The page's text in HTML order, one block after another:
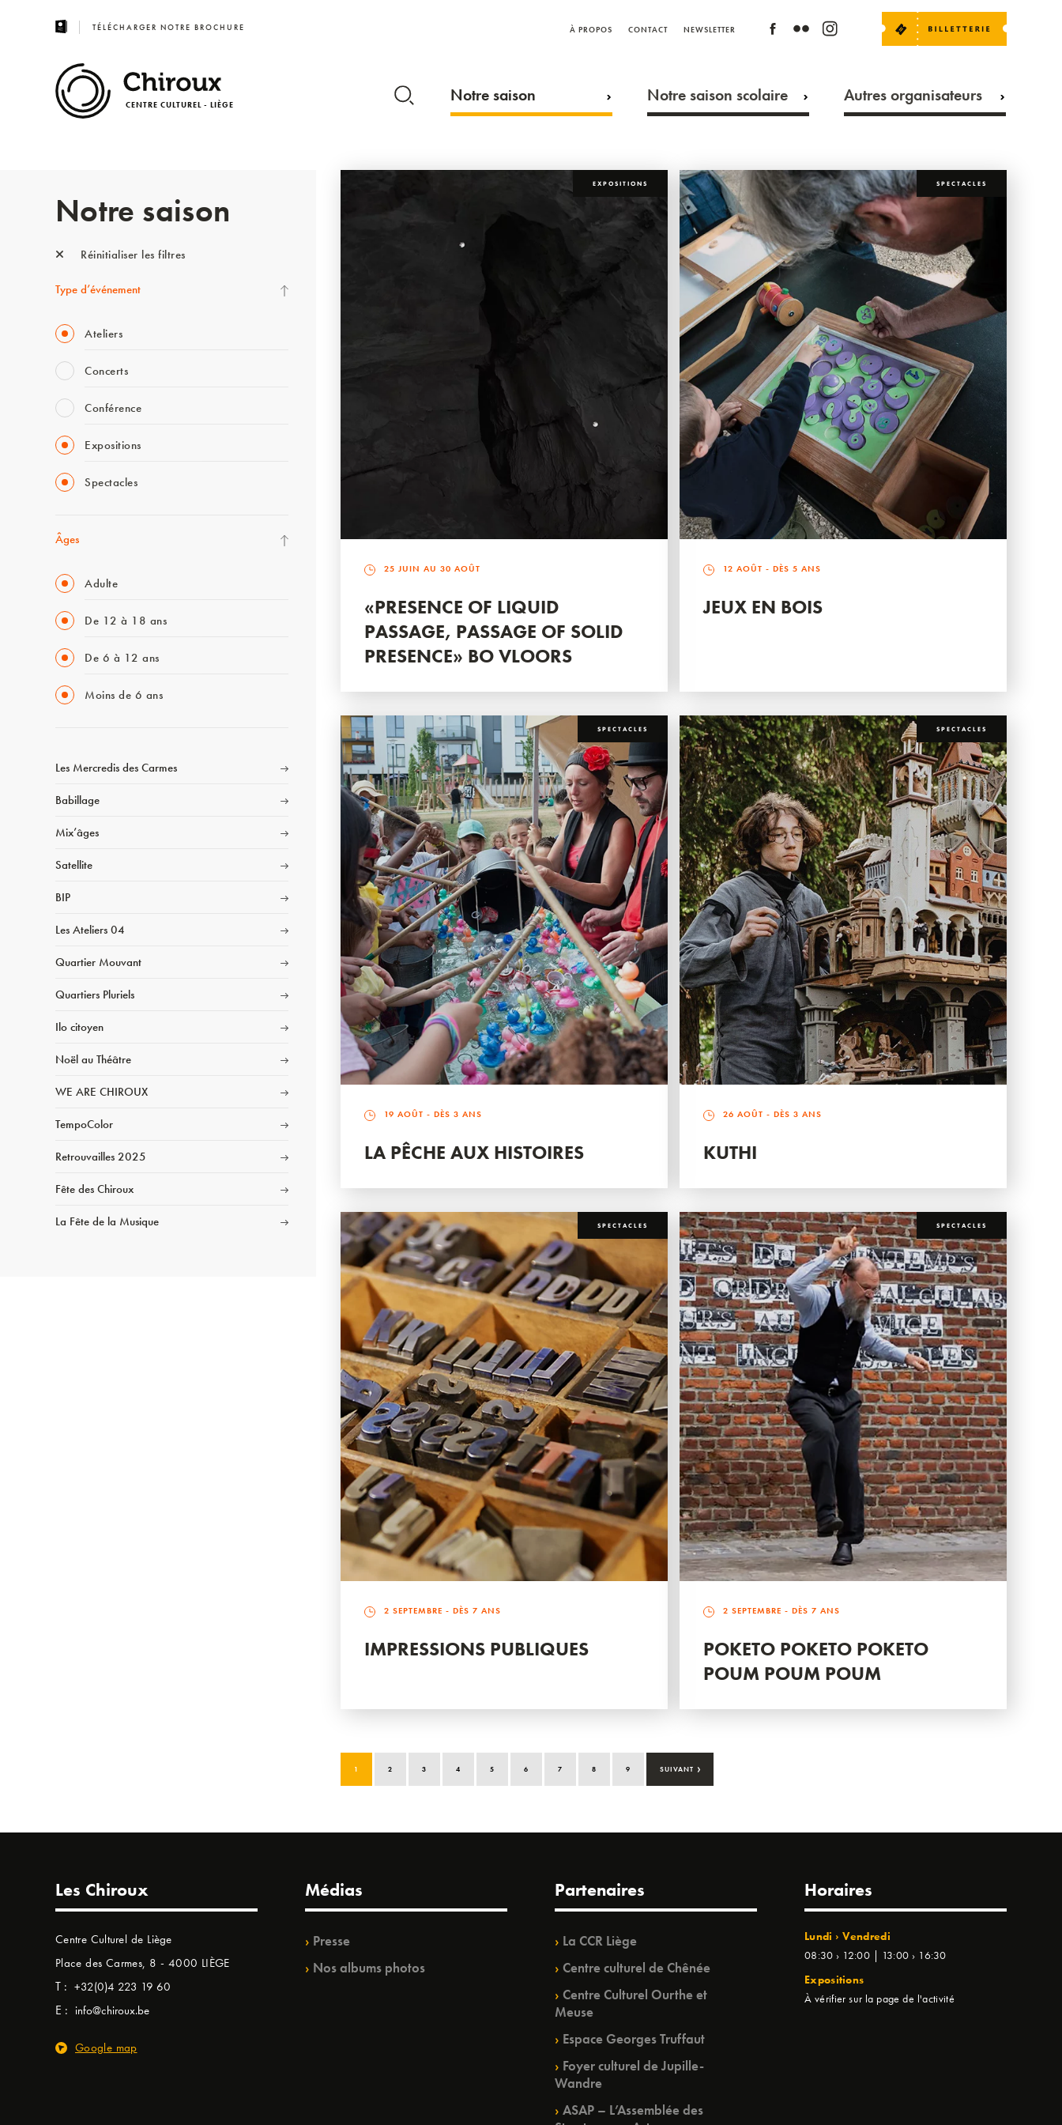
TÉLÉCHARGER NOTRE BROCHURE À PROPOS CONTACT NEWSLETTER
CENTRE CULTUREL - LIÈGE Notre saison Notre saison scolaire Autres organisateurs
Notre saison
Réinitialiser les filtres
Type d’événement
Ateliers
Concerts
Conférence
Expositions
Spectacles
Âges
Adulte
De 12 à 18 ans
De 6 à 12 ans
Moins de 6 ans
Les Mercredis des Carmes
Babillage
Mix’âges
Satellite
BIP
Les Ateliers 04
Quartier Mouvant
Quartiers Pluriels
Ilo citoyen
Noël au Théâtre
WE ARE CHIROUX
TempoColor
Retrouvailles 2025
Fête des Chiroux
La Fête de la Musique
EXPOSITIONS
25 JUIN AU 30 AOÛT
«PRESENCE OF LIQUID
PASSAGE, PASSAGE OF SOLID
PRESENCE» BO VLOORS
SPECTACLES
12 AOÛT - DÈS 5 ANS
JEUX EN BOIS
SPECTACLES
19 AOÛT - DÈS 3 ANS
LA PÊCHE AUX HISTOIRES
SPECTACLES
26 AOÛT - DÈS 3 ANS
KUTHI
SPECTACLES
2 SEPTEMBRE - DÈS 7 ANS
IMPRESSIONS PUBLIQUES
SPECTACLES
2 SEPTEMBRE - DÈS 7 ANS
POKETO POKETO POKETO
POUM POUM POUM
1 2 3 4 5 6 7 8 9 SUIVANT ›
Les Chiroux
Centre Culturel de Liège
Place des Carmes, 8 - 4000 LIÈGE
T : +32(0)4 223 19 60
E : info@chiroux.be
Google map
Médias
Presse
Nos albums photos
Partenaires
La CCR Liège
Centre culturel de Chênée
Centre Culturel Ourthe et
Meuse
Espace Georges Truffaut
Foyer culturel de Jupille-
Wandre
ASAP – L’Assemblée des
Horaires
Lundi › Vendredi
08:30 › 12:00 | 13:00 › 16:30
Expositions
À vérifier sur la page de l'activité